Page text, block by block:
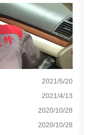
2021/5/20
2021/4/13
2020/10/28
2020/10/28